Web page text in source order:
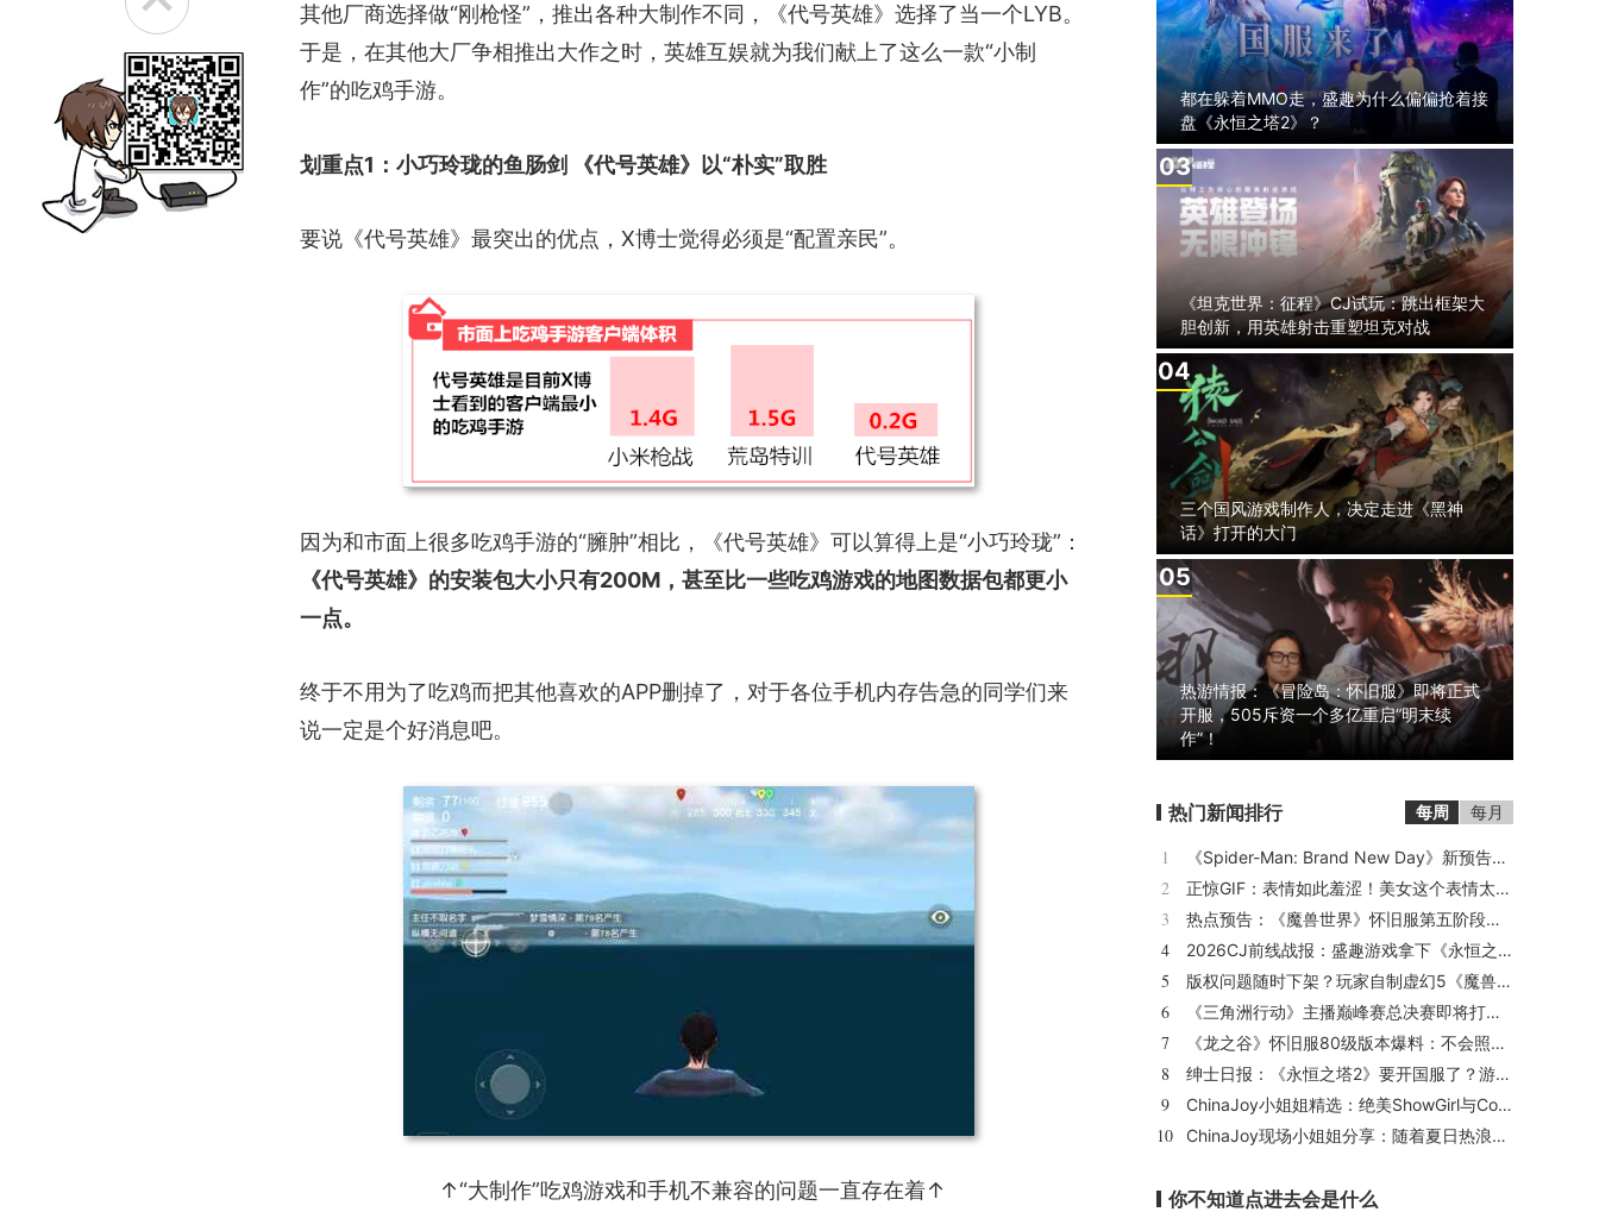
其他厂商选择做“刚枪怪”，推出各种大制作不同，《代号英雄》选择了当一个LYB。
于是，在其他大厂争相推出大作之时，英雄互娱就为我们献上了这么一款“小制
作”的吃鸡手游。
划重点1：小巧玲珑的鱼肠剑 《代号英雄》以“朴实”取胜
要说《代号英雄》最突出的优点，X博士觉得必须是“配置亲民”。
因为和市面上很多吃鸡手游的“臃肿”相比，《代号英雄》可以算得上是“小巧玲珑”：
《代号英雄》的安装包大小只有200M，甚至比一些吃鸡游戏的地图数据包都更小
一点。
终于不用为了吃鸡而把其他喜欢的APP删掉了，对于各位手机内存告急的同学们来
说一定是个好消息吧。
↑“大制作”吃鸡游戏和手机不兼容的问题一直存在着↑
都在躲着MMO走，盛趣为什么偏偏抢着接
盘《永恒之塔2》？
3
《坦克世界：征程》CJ试玩：跳出框架大
胆创新，用英雄射击重塑坦克对战
4
三个国风游戏制作人，决定走进《黑神
话》打开的大门
5
热游情报：《冒险岛：怀旧服》即将正式
开服，505斥资一个多亿重启“明末续
作”！
热门新闻排行 每周 每月
1 《Spider-Man: Brand New Day》新预告预计明日发布，另有一张新剧照公开
2 正惊GIF：表情如此羞涩！美女这个表情太好看，直接让人遐想连篇
3 热点预告：《魔兽世界》怀旧服第五阶段开启！《三角洲行动》开启全新宝藏月摸大红！
4 2026CJ前线战报：盛趣游戏拿下《永恒之塔2》国服代理
5 版权问题随时下架？玩家自制虚幻5《魔兽世界》8月15日上线
6 《三角洲行动》主播巅峰赛总决赛即将打响！8月2日，群星汇聚，新王加冕！
7 《龙之谷》怀旧服80级版本爆料：不会照搬正式服，这次要玩点不一样的
8 绅士日报：《永恒之塔2》要开国服了？游戏中的涩涩时装抢先看
9 ChinaJoy小姐姐精选：绝美ShowGirl与Coser大赏！（5）
10 ChinaJoy现场小姐姐分享：随着夏日热浪的滚滚而来（1）
你不知道点进去会是什么